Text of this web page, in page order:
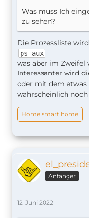
Was muss Ich
zu sehen?
Die Prozessliste
ps aux
was aber im Zweifel
Interessanter wird
oder mit dem
wahrscheinlich
Home smart home
Anfänger
12. Juni 2022